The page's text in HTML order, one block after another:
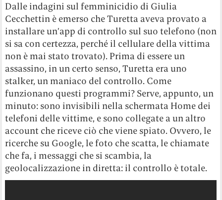
Dalle indagini sul femminicidio di Giulia
Cecchettin è emerso che Turetta aveva provato a
installare un’app di controllo sul suo telefono (non
si sa con certezza, perché il cellulare della vittima
non è mai stato trovato). Prima di essere un
assassino, in un certo senso, Turetta era uno
stalker, un maniaco del controllo. Come
funzionano questi programmi? Serve, appunto, un
minuto: sono invisibili nella schermata Home dei
telefoni delle vittime, e sono collegate a un altro
account che riceve ciò che viene spiato. Ovvero, le
ricerche su Google, le foto che scatta, le chiamate
che fa, i messaggi che si scambia, la
geolocalizzazione in diretta: il controllo è totale.